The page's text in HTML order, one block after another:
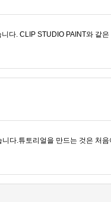
다. CLIP STUDIO PAINT와 같
다.튜토리얼을 만드는 것은 처